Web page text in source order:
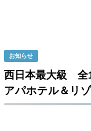
お知らせ
西日本最大級 全
アパホテル＆リ